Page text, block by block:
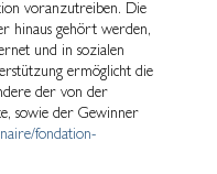
voranzutreiben. Die
hinaus gehört werden,
und in sozialen
ermöglicht die
der von der
sowie der Gewinner
fondation-